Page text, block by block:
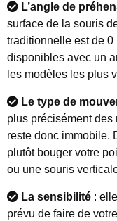
L’angle de
surface de la souris
traditionnelle est de 0
disponibles avec un
les modèles les plus
Le type de
plus précisément des
reste donc immobile.
plutôt bouger votre
ou une souris
La sensibilité :
prévu de faire de